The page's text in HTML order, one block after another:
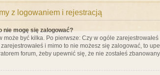
z logowaniem i rejestracją
nie mogę się zalogować?
może być kilka. Po pierwsze: Czy w ogóle
i mimo to nie możesz się zalogować, to
forum, żeby upewnić się, że nie zostałeś